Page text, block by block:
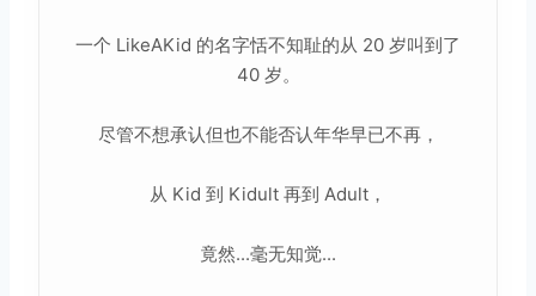
一个 LikeAKid 的名字恬不知耻的从 20 岁叫到了
40 岁。
尽管不想承认但也不能否认年华早已不再，
从 Kid 到 Kidult 再到 Adult，
竟然...毫无知觉...